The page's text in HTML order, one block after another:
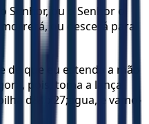
Senhor, ou o Senhor o
ou descerá para
que eu estenda a mão
pois, toma a lança
d&#x27;água, e vamo-